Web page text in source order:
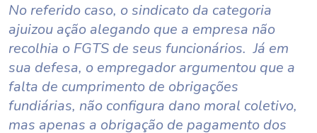
No referido caso, o sindicato da categoria
ajuizou ação alegando que a empresa não
recolhia o FGTS de seus funcionários. Já em
sua defesa, o empregador argumentou que a
falta de cumprimento de obrigações
fundiárias, não configura dano moral coletivo,
mas apenas a obrigação de pagamento dos